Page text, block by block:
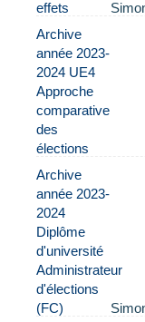
effets
Archive
année 2023-
2024 UE4
Approche
comparative
des
élections
Archive
année 2023-
2024
Diplôme
d'université
Administrateur
d'élections
(FC)